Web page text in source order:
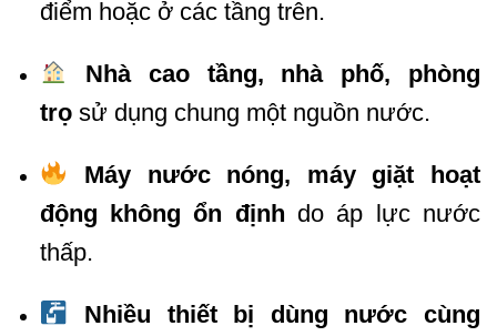
điểm hoặc ở các tầng trên.
Nhà cao tầng, nhà phố, phòng
trọsử dụng chung một nguồn nước.
Máy nước nóng, máy giặt hoạt
động không ổn định do áp lực nước
thấp.
Nhiều thiết bị dùng nước cùng